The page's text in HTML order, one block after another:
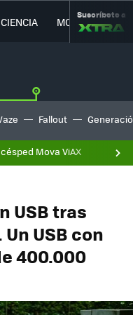
CIENCIA MOVILIDAD
Suscríbete a
Fallout
Mova ViAX
USB tras
USB con
400.000